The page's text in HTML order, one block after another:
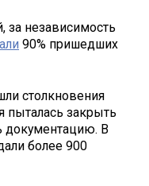
за независимость
90% пришедших
столкновения
пыталась закрыть
документацию. В
более 900